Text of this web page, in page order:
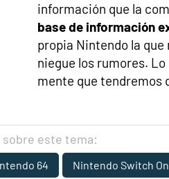
información que la
base de información
propia Nintendo la
niegue los rumores.
mente que tendremos
sobre este tema:
64 Nintendo Switch